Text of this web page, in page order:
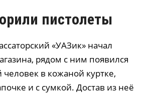
пистолеты
«УАЗик» начал
рядом с ним появился
в кожаной куртке,
и с сумкой. Достав из неё